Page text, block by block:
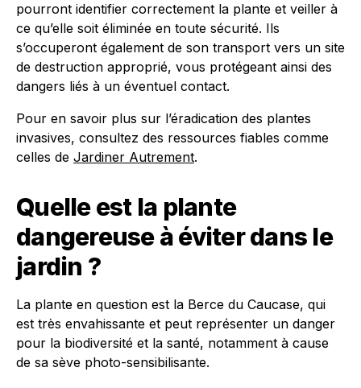
pourront identifier correctement la plante et veiller à
ce qu’elle soit éliminée en toute sécurité. Ils
s’occuperont également de son transport vers un site
de destruction approprié, vous protégeant ainsi des
dangers liés à un éventuel contact.
Pour en savoir plus sur l’éradication des plantes
invasives, consultez des ressources fiables comme
celles de Jardiner Autrement.
Quelle est la plante
dangereuse à éviter dans le
jardin ?
La plante en question est la Berce du Caucase, qui
est très envahissante et peut représenter un danger
pour la biodiversité et la santé, notamment à cause
de sa sève photo-sensibilisante.